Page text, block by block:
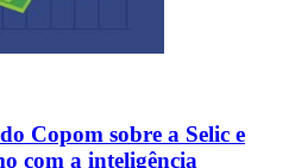
Copom sobre a Selic e
com a inteligência